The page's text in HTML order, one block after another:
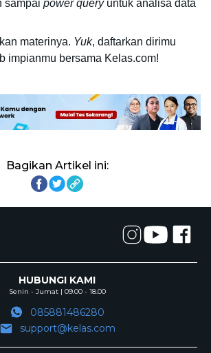
sampai power query untuk analisa data
materinya. Yuk, daftarkan dirimu
impianmu bersama Kelas.com!
Bagikan Artikel ini:
HUBUNGI KAMI
Senin - Jumat | 09.00 - 18.00
085881486280
support@kelas.com